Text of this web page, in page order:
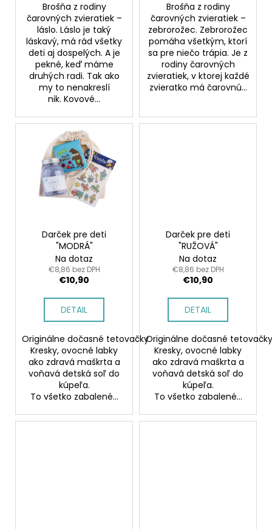
Brošňa z rodiny
čarovných zvieratiek –
láslo. Láslo je taký
láskavý, má rád všetky
deti aj dospelých. A je
pekné, keď máme
druhých radi. Tak ako
my to nenakreslí
nik. Kovové...
Brošňa z rodiny
čarovných zvieratiek –
zebrorožec. Zebrorožec
pomáha všetkým, ktorí
sa pre niečo trápia. Je z
rodiny čarovných
zvieratiek, v ktorej každé
zvieratko má čarovnú...
Darček pre deti
"MODRÁ"
Na dotaz
€8,86 bez DPH
€10,90
DETAIL
Originálne dočasné tetovačky
Kresky, ovocné labky
ako zdravá maškrta a
voňavá detská soľ do
kúpeľa.
To všetko zabalené...
Darček pre deti
"RUŽOVÁ"
Na dotaz
€8,86 bez DPH
€10,90
DETAIL
Originálne dočasné tetovačky
Kresky, ovocné labky
ako zdravá maškrta a
voňavá detská soľ do
kúpeľa.
To všetko zabalené...